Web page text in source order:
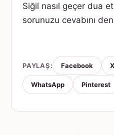
Siğil nasıl geçer dua
sorunuzu cevabını
PAYLAŞ: Facebook
WhatsApp Pinterest